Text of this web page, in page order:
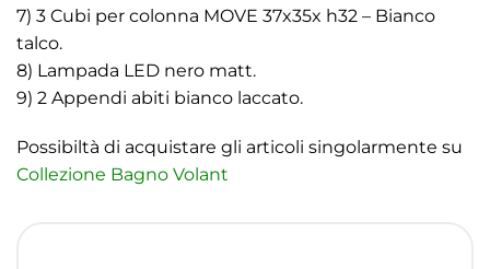
7) 3 Cubi per colonna MOVE 37x35x h32 – Bianco
talco.
8) Lampada LED nero matt.
9) 2 Appendi abiti bianco laccato.
Possibiltà di acquistare gli articoli singolarmente su
Collezione Bagno Volant